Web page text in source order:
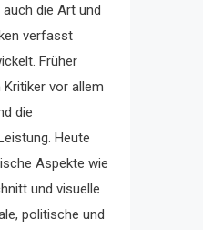
die Art und
verfasst
Früher
vor allem
die
Heute
Aspekte wie
und visuelle
politische und